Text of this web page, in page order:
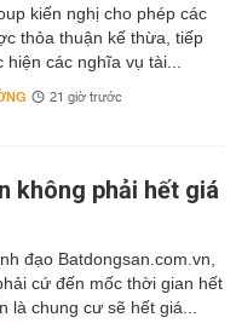
kiến nghị cho phép các
thỏa thuận kế thừa, tiếp
hiện các nghĩa vụ tài...
21 giờ trước
không phải hết giá
đạo Batdongsan.com.vn,
cứ đến mốc thời gian hết
là chung cư sẽ hết giá...